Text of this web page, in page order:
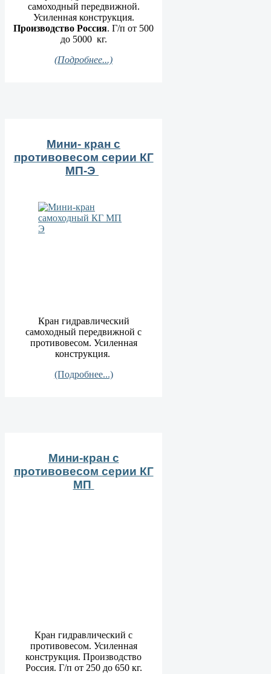
самоходный передвижной.
Усиленная конструкция.
Производство Россия. Г/п от 500
до 5000 кг.
(Подробнее...)
Мини- кран с
противовесом серии КГ
МП-Э
Кран гидравлический
самоходный передвижной с
противовесом. Усиленная
конструкция.
(Подробнее...)
Мини-кран с
противовесом серии КГ
МП
Кран гидравлический с
противовесом. Усиленная
конструкция. Производство
Россия. Г/п от 250 до 650 кг.